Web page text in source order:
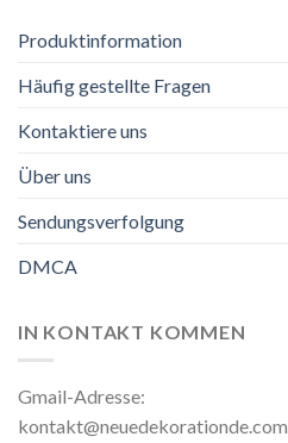
Produktinformation
Häufig gestellte Fragen
Kontaktiere uns
Über uns
Sendungsverfolgung
DMCA
IN KONTAKT KOMMEN
Gmail-Adresse:
kontakt@neuedekorationde.com